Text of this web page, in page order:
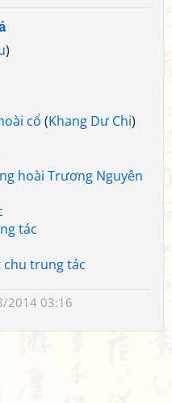
)
cổ (Khang Dư Chi)
hoài Trương Nguyên
tác
chu trung tác
2014 03:16